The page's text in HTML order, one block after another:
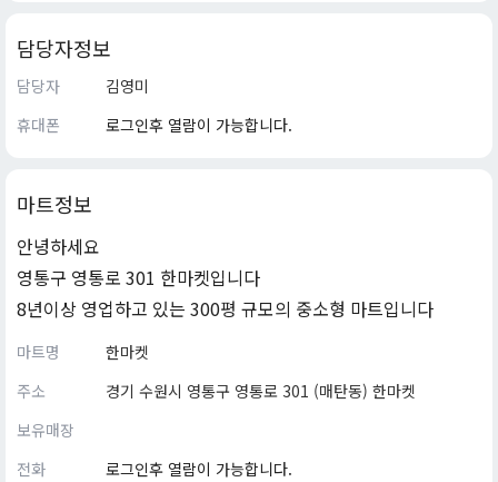
담당자정보
담당자
김영미
휴대폰
로그인후 열람이 가능합니다.
마트정보
안녕하세요
영통구 영통로 301 한마켓입니다
8년이상 영업하고 있는 300평 규모의 중소형 마트입니다
마트명
한마켓
주소
경기 수원시 영통구 영통로 301 (매탄동) 한마켓
보유매장
전화
로그인후 열람이 가능합니다.